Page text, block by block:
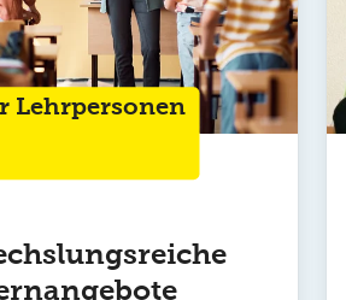
Lehrpersonen